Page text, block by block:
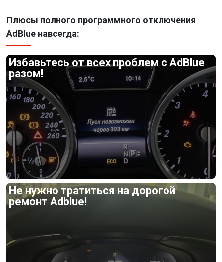
Плюсы полного программного отключения
AdBlue навсегда:
Избавьтесь от всех проблем с AdBlue
разом!
Не нужно тратиться на дорогой
ремонт Adblue!